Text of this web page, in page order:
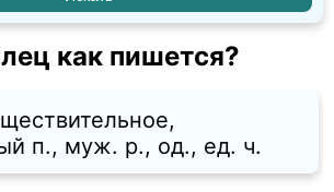
как пишется?
п., муж. p., од., ед. ч.